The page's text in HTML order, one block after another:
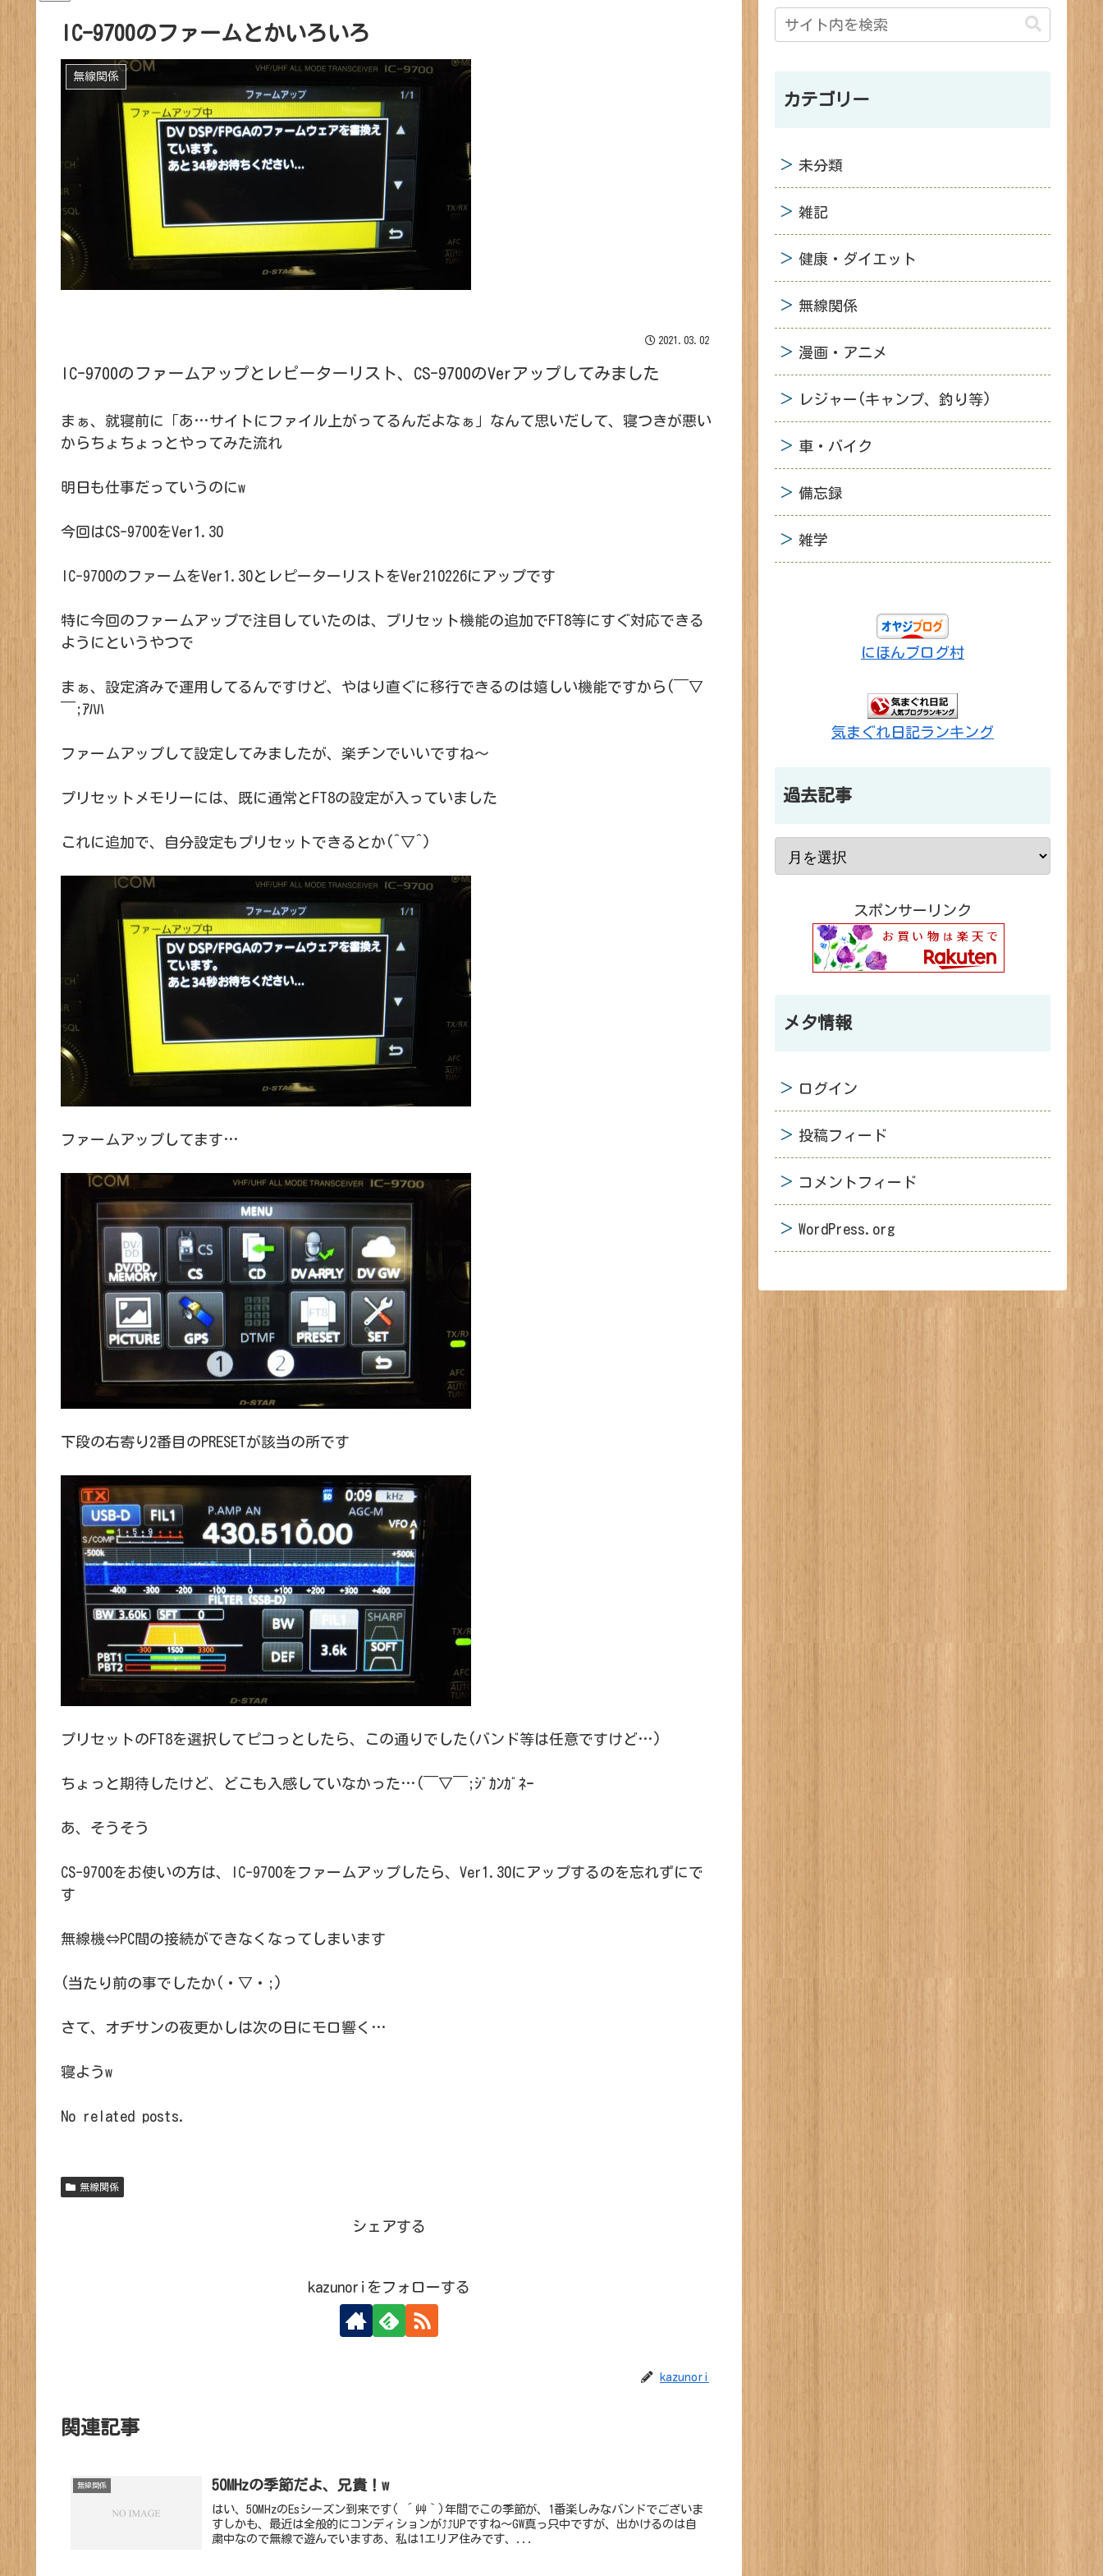
IC-9700のファームとかいろいろ
無線関係
2021.03.02
IC-9700のファームアップとレピーターリスト、CS-9700のVerアップしてみました
まぁ、就寝前に「あ…サイトにファイル上がってるんだよなぁ」なんて思いだして、寝つきが悪い
からちょちょっとやってみた流れ
明日も仕事だっていうのにw
今回はCS-9700をVer1.30
IC-9700のファームをVer1.30とレピーターリストをVer210226にアップです
特に今回のファームアップで注目していたのは、プリセット機能の追加でFT8等にすぐ対応できる
ようにというやつで
まぁ、設定済みで運用してるんですけど、やはり直ぐに移行できるのは嬉しい機能ですから(￣▽
￣;ｱﾊﾊ
ファームアップして設定してみましたが、楽チンでいいですね～
プリセットメモリーには、既に通常とFT8の設定が入っていました
これに追加で、自分設定もプリセットできるとか(^▽^)
ファームアップしてます…
下段の右寄り2番目のPRESETが該当の所です
プリセットのFT8を選択してピコっとしたら、この通りでした(バンド等は任意ですけど…)
ちょっと期待したけど、どこも入感していなかった…(￣▽￣;ｼﾞｶﾝｶﾞﾈｰ
あ、そうそう
CS-9700をお使いの方は、IC-9700をファームアップしたら、Ver1.30にアップするのを忘れずにで
す
無線機⇔PC間の接続ができなくなってしまいます
(当たり前の事でしたか(・▽・;)
さて、オヂサンの夜更かしは次の日にモロ響く…
寝ようw
No related posts.
無線関係
シェアする
kazunoriをフォローする
kazunori
関連記事
無線関係 50MHzの季節だよ、兄貴！w
はい、50MHzのEsシーズン到来です( ´艸｀)年間でこの季節が、1番楽しみなバンドでございま
すしかも、最近は全般的にコンディションが⤴⤴UPですね～GW真っ只中ですが、出かけるのは自
粛中なので無線で遊んでいますあ、私は1エリア住みです、...
カテゴリー
未分類
雑記
健康・ダイエット
無線関係
漫画・アニメ
レジャー(キャンプ、釣り等)
車・バイク
備忘録
雑学
にほんブログ村
気まぐれ日記ランキング
過去記事
スポンサーリンク
メタ情報
ログイン
投稿フィード
コメントフィード
WordPress.org